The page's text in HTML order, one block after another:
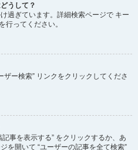
うして？
過ぎています。詳細検索ページで キー
行ってください。
ザー検索” リンクをクリックしてくださ
事を表示する” をクリックするか、あ
を開いて “ユーザーの記事を全て検索”